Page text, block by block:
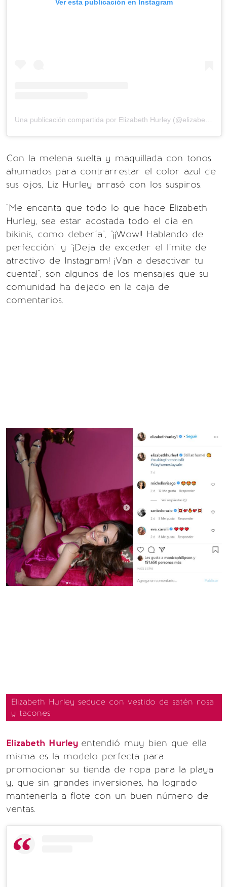
Ver esta publicación en Instagram
Una publicación compartida por Elizabeth Hurley (@elizabethhurley1)
Con la melena suelta y maquillada con tonos
ahumados para contrarrestar el color azul de
sus ojos, Liz Hurley arrasó con los suspiros.
"Me encanta que todo lo que hace Elizabeth
Hurley, sea estar acostada todo el día en
bikinis, como debería", "¡¡Wow!! Hablando de
perfección" y "¡Deja de exceder el límite de
atractivo de Instagram! ¡Van a desactivar tu
cuenta!", son algunos de los mensajes que su
comunidad ha dejado en la caja de
comentarios.
Elizabeth Hurley seduce con vestido de satén rosa
y tacones
Elizabeth Hurley entendió muy bien que ella
misma es la modelo perfecta para
promocionar su tienda de ropa para la playa
y, que sin grandes inversiones, ha logrado
mantenerla a flote con un buen número de
ventas.